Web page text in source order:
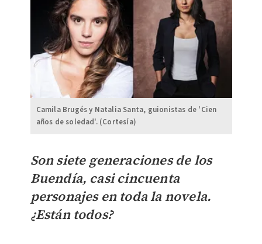
Camila Brugés y Natalia Santa, guionistas de 'Cien
años de soledad'. (Cortesía)
Son siete generaciones de los
Buendía, casi cincuenta
personajes en toda la novela.
¿Están todos?